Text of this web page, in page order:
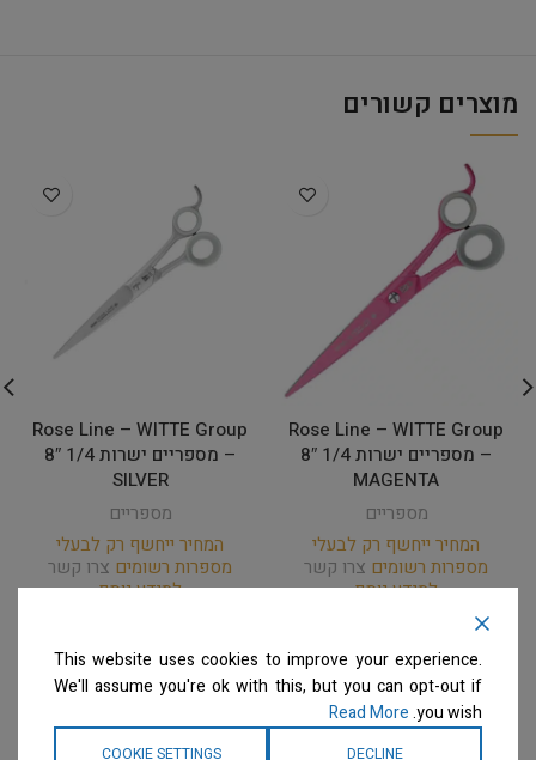
מוצרים קשורים
Rose Line – WITTE Group
– מספריים ישרות 1/4 8″
MAGENTA
מספריים
המחיר ייחשף רק לבעלי
מספרות רשומים צרו קשר
למידע נוסף
Rose Line – WITTE Group
– מספריים ישרות 1/4 8″
SILVER
מספריים
המחיר ייחשף רק לבעלי
מספרות רשומים צרו קשר
למידע נוסף
This website uses cookies to improve your experience.
We'll assume you're ok with this, but you can opt-out if
you wish.
Read More
DECLINE
COOKIE SETTINGS